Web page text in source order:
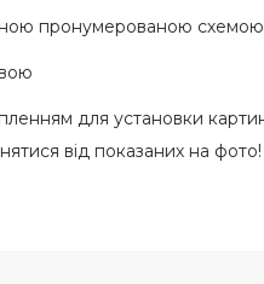
пронумерованою схемою
для установки
від показаних на фото!